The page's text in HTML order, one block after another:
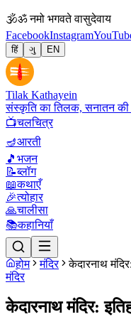
🕉ॐ नमो भगवते वासुदेवाय
FacebookInstagram
हिं ગુ EN
Tilak Kathayein
संस्कृति का तिलक, सनातन
📺चलचित्र
🪔आरती
🎵 भजन
📝ब्लॉग
📖कथाएँ
🎉त्योहार
🙏चालीसा
📚कहानियाँ
होम मंदिर
केदारनाथ
मंदिर
केदारनाथ मंदिर: